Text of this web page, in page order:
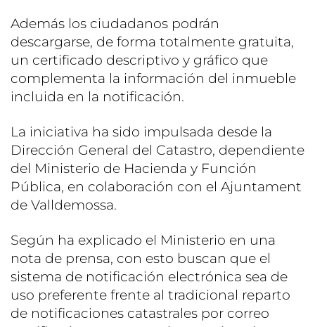
Además los ciudadanos podrán
descargarse, de forma totalmente gratuita,
un certificado descriptivo y gráfico que
complementa la información del inmueble
incluida en la notificación.
La iniciativa ha sido impulsada desde la
Dirección General del Catastro, dependiente
del Ministerio de Hacienda y Función
Pública, en colaboración con el Ajuntament
de Valldemossa.
Según ha explicado el Ministerio en una
nota de prensa, con esto buscan que el
sistema de notificación electrónica sea de
uso preferente frente al tradicional reparto
de notificaciones catastrales por correo